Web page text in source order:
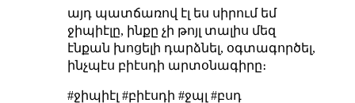
այդ պատճառով էլ ես սիրում եմ
ջիպիէլը, ինքը չի թոյլ տալիս մեզ
էնքան խոցելի դարձնել, օգտագործել,
ինչպէս բիէսդի արտօնագիրը։
#ջիպիէլ #բիէսդի #ջպլ #բսդ